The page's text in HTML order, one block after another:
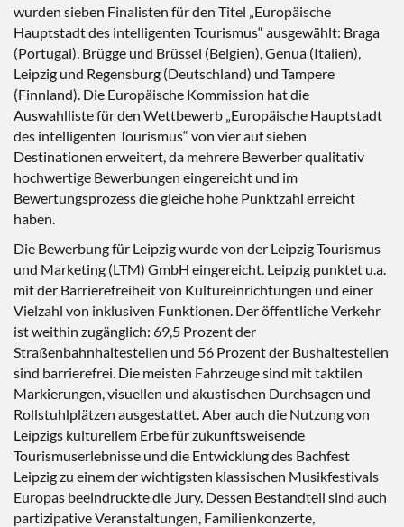
wurden sieben Finalisten für den Titel „Europäische
Hauptstadt des intelligenten Tourismus“ ausgewählt: Braga
(Portugal), Brügge und Brüssel (Belgien), Genua (Italien),
Leipzig und Regensburg (Deutschland) und Tampere
(Finnland). Die Europäische Kommission hat die
Auswahlliste für den Wettbewerb „Europäische Hauptstadt
des intelligenten Tourismus“ von vier auf sieben
Destinationen erweitert, da mehrere Bewerber qualitativ
hochwertige Bewerbungen eingereicht und im
Bewertungsprozess die gleiche hohe Punktzahl erreicht
haben.
Die Bewerbung für Leipzig wurde von der Leipzig Tourismus
und Marketing (LTM) GmbH eingereicht. Leipzig punktet u.a.
mit der Barrierefreiheit von Kultureinrichtungen und einer
Vielzahl von inklusiven Funktionen. Der öffentliche Verkehr
ist weithin zugänglich: 69,5 Prozent der
Straßenbahnhaltestellen und 56 Prozent der Bushaltestellen
sind barrierefrei. Die meisten Fahrzeuge sind mit taktilen
Markierungen, visuellen und akustischen Durchsagen und
Rollstuhlplätzen ausgestattet. Aber auch die Nutzung von
Leipzigs kulturellem Erbe für zukunftsweisende
Tourismuserlebnisse und die Entwicklung des Bachfest
Leipzig zu einem der wichtigsten klassischen Musikfestivals
Europas beeindruckte die Jury. Dessen Bestandteil sind auch
partizipative Veranstaltungen, Familienkonzerte,